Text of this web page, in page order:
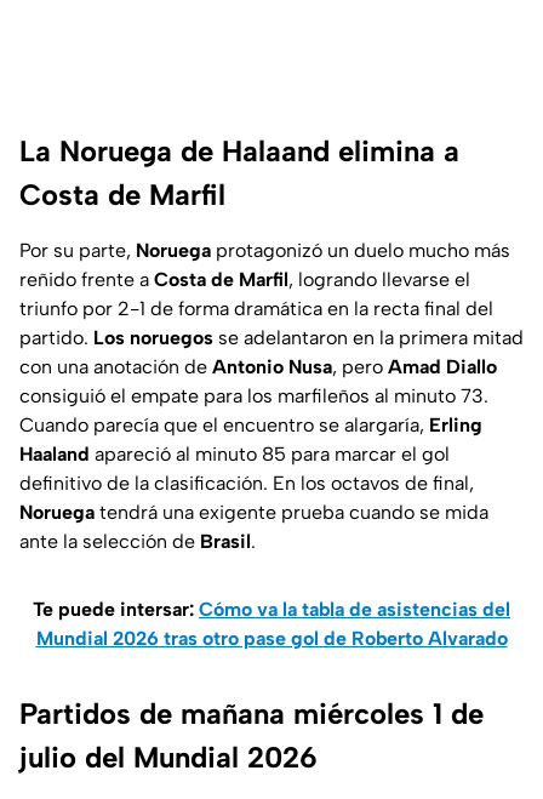
La Noruega de Halaand elimina a
Costa de Marfil
Por su parte, Noruega protagonizó un duelo mucho más
reñido frente a Costa de Marfil, logrando llevarse el
triunfo por 2-1 de forma dramática en la recta final del
partido. Los noruegos se adelantaron en la primera mitad
con una anotación de Antonio Nusa, pero Amad Diallo
consiguió el empate para los marfileños al minuto 73.
Cuando parecía que el encuentro se alargaría, Erling
Haaland apareció al minuto 85 para marcar el gol
definitivo de la clasificación. En los octavos de final,
Noruega tendrá una exigente prueba cuando se mida
ante la selección de Brasil.
Te puede intersar: Cómo va la tabla de asistencias del
Mundial 2026 tras otro pase gol de Roberto Alvarado
Partidos de mañana miércoles 1 de
julio del Mundial 2026